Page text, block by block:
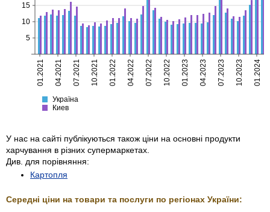
Україна
Киев
01.2021 04.2021 07.2021 10.2021 01.2022 04.2022 07.2022 10.2022 01.2023 04.2023 07.2023 10.2023 01.2024
5
10
15
Україна
Киев
У нас на сайті публікуються також ціни на основні продукти
харчування в різних супермаркетах.
Див. для порівняння:
Картопля
Середні ціни на товари та послуги по регіонах України: